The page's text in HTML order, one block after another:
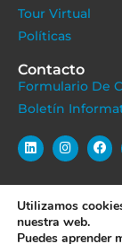
Tour Virtual
Políticas
Contacto
Formulario De
Boletín
POLÍTICA DE
Utilizamos
nuestra web.
Puedes aprender